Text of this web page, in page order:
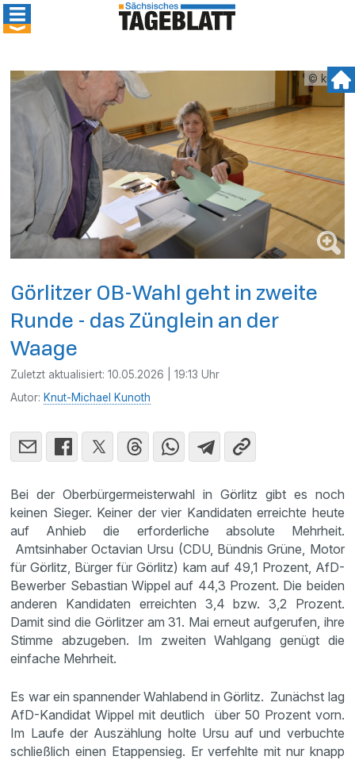
© kmk
Görlitzer OB-Wahl geht in zweite
Runde - das Zünglein an der
Waage
Zuletzt aktualisiert:10.05.2026 | 19:13 Uhr
Autor: Knut-Michael Kunoth
Bei der Oberbürgermeisterwahl in Görlitz gibt es noch
keinen Sieger. Keiner der vier Kandidaten erreichte heute
auf Anhieb die erforderliche absolute Mehrheit.
Amtsinhaber Octavian Ursu (CDU, Bündnis Grüne, Motor
für Görlitz, Bürger für Görlitz) kam auf 49,1 Prozent, AfD-
Bewerber Sebastian Wippel auf 44,3 Prozent. Die beiden
anderen Kandidaten erreichten 3,4 bzw. 3,2 Prozent.
Damit sind die Görlitzer am 31. Mai erneut aufgerufen, ihre
Stimme abzugeben. Im zweiten Wahlgang genügt die
einfache Mehrheit.
Es war ein spannender Wahlabend in Görlitz. Zunächst lag
AfD-Kandidat Wippel mit deutlich über 50 Prozent vorn.
Im Laufe der Auszählung holte Ursu auf und verbuchte
schließlich einen Etappensieg. Er verfehlte mit nur knapp